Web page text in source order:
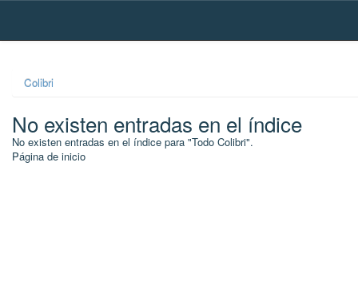
Skip
Colibri
No existen entradas en el índice
No existen entradas en el índice para "Todo Colibri".
Página de inicio